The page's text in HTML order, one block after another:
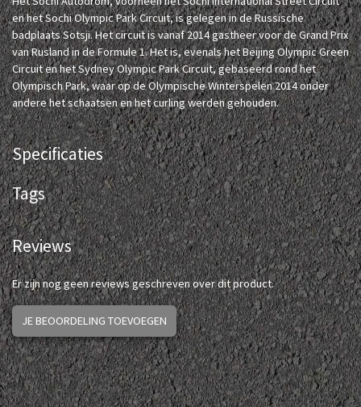
en het Sochi Olympic Park Circuit, is gelegen in de Russische
badplaats Sotsji. Het circuit is vanaf 2014 gastheer voor de Grand Prix
van Rusland in de Formule 1. Het is, evenals het Beijing Olympic Green
Circuit en het Sydney Olympic Park Circuit, gebaseerd rond het
Olympisch Park, waar op de Olympische Winterspelen 2014 onder
andere het schaatsen en het curling werden gehouden.
Specificaties
Tags
Reviews
Er zijn nog geen reviews geschreven over dit product.
JE BEOORDELING TOEVOEGEN